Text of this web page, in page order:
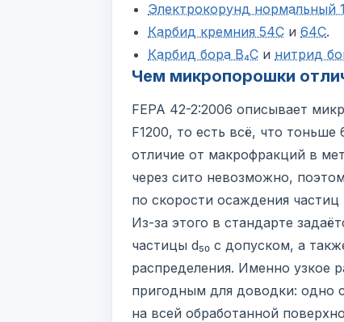
Электрокорунд нормальный
Карбид кремния 54С и 64С.
Карбид бора B₄C и нитрид
Чем микропорошки
FEPA 42-2:2006 описывает
F1200, то есть всё, что
отличие от макрофракций в
через сито невозможно,
по скорости осаждения
Из-за этого в стандарте
частицы d₅₀ с допуском, а
распределения. Именно узкое
пригодным для доводки: одно
на всей обработанной